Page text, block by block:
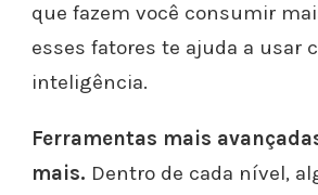
que fazem você consumir
esses fatores te ajuda a usar
inteligência.
Ferramentas mais
mais. Dentro de cada nível,